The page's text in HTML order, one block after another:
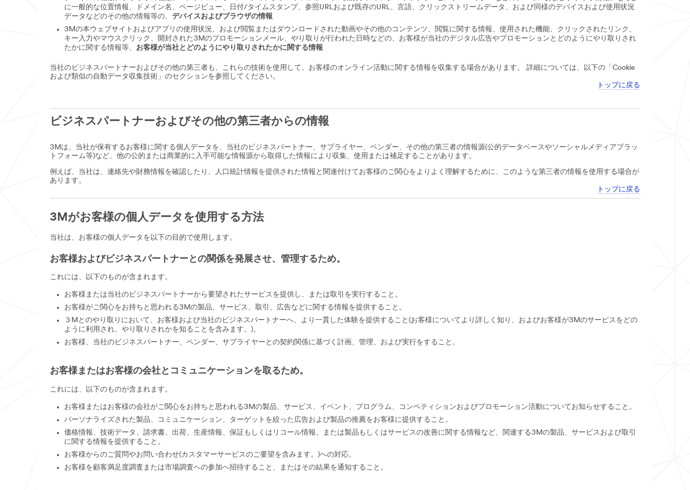
に一般的な位置情報、ドメイン名、ページビュー、日付/タイムスタンプ、参照URLおよび既存のURL、言語、クリックストリームデータ、および同様のデバイスおよび使用状況
データなどのその他の情報等の、 デバイスおよびブラウザの情報
3Mの本ウェブサイトおよびアプリの使用状況、および閲覧またはダウンロードされた動画やその他のコンテンツ、閲覧に関する情報、使用された機能、クリックされたリンク、
キー入力やマウスクリック、開封された3Mのプロモーションメール、やり取りが行われた日時などの、お客様が当社のデジタル広告やプロモーションとどのようにやり取りされ
たかに関する情報等、 お客様が当社とどのようにやり取りされたかに関する情報
当社のビジネスパートナーおよびその他の第三者も、これらの技術を使用して、お客様のオンライン活動に関する情報を収集する場合があります。 詳細については、以下の「Cookie
および類似の自動データ収集技術」のセクションを参照してください。
トップに戻る
ビジネスパートナーおよびその他の第三者からの情報
3Mは、当社が保有するお客様に関する個人データを、当社のビジネスパートナー、サプライヤー、ベンダー、その他の第三者の情報源(公的データベースやソーシャルメディアプラッ
トフォーム等)など、他の公的または商業的に入手可能な情報源から取得した情報により収集、使用または補足することがあります。
例えば、当社は、連絡先や財務情報を確認したり、人口統計情報を提供された情報と関連付けてお客様のご関心をよりよく理解するために、このような第三者の情報を使用する場合が
あります。
トップに戻る
3Mがお客様の個人データを使用する方法
当社は、お客様の個人データを以下の目的で使用します。
お客様およびビジネスパートナーとの関係を発展させ、管理するため。
これには、以下のものが含まれます。
お客様または当社のビジネスパートナーから要望されたサービスを提供し、または取引を実行すること。
お客様がご関心をお持ちと思われる3Mの製品、サービス、取引、広告などに関する情報を提供すること。
３Mとのやり取りにおいて、お客様および当社のビジネスパートナーへ、より一貫した体験を提供すること(お客様についてより詳しく知り、およびお客様が3Mのサービスをどの
ように利用され、やり取りされかを知ることを含みます。)。
お客様、当社のビジネスパートナー、ベンダー、サプライヤーとの契約関係に基づく計画、管理、および実行をすること。
お客様またはお客様の会社とコミュニケーションを取るため。
これには、以下のものが含まれます。
お客様またはお客様の会社がご関心をお持ちと思われる3Mの製品、サービス、イベント、プログラム、コンペティションおよびプロモーション活動についてお知らせすること。
パーソナライズされた製品、コミュニケーション、ターゲットを絞った広告および製品の推薦をお客様に提供すること。
価格情報、技術データ、請求書、出荷、生産情報、保証もしくはリコール情報、または製品もしくはサービスの改善に関する情報など、関連する3Mの製品、サービスおよび取引
に関する情報を提供すること。
お客様からのご質問やお問い合わせ(カスタマーサービスのご要望を含みます。)への対応。
お客様を顧客満足度調査または市場調査への参加へ招待すること、またはその結果を通知すること。